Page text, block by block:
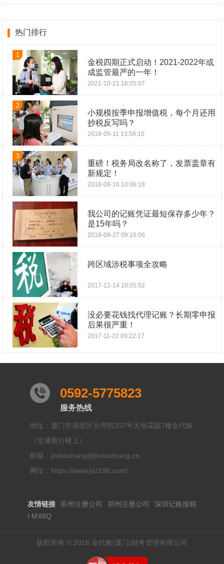
热门排行
1
金税四期正式启动！2021-2022年或
成监管最严的一年！
2021-10-21 16:05:07
2
小规模按季申报增值税，每个月还用
抄税反写吗？
2018-05-11 13:58:10
3
重磅！税务局改名称了，发票盖章有
新规定！
2018-08-16 10:06:18
我公司的记账凭证最短保存多少年？
是15年吗？
2018-08-27 09:15:06
跨区域涉税事项全攻略
2017-12-14 10:05:52
没必要花钱找代理记账？长期零申报
后果很严重！
2017-11-22 09:22:17
0592-5775823
服务热线
地址：厦门市湖里区台湾街207号天地花园7楼金代账
（交通银行楼上）
邮箱：jindaizhang@jindaizhang.cn
网址：https://www.jdz188.com/
友情链接 苏州注册公司 郑州注册公司
深圳记账报税
I.MX6Q
版权所有 © 2016 金代账(厦门)财务管理有限公司